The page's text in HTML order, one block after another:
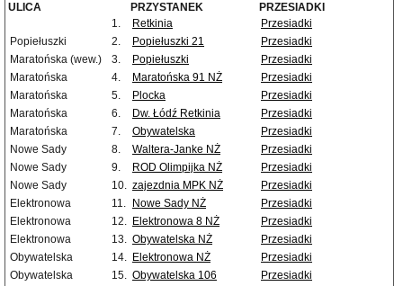
ULICA PRZYSTANEK
PRZESIADKI
1.
Retkinia
Przesiadki
Popiełuszki
2. Popiełuszki 21
Przesiadki
Maratońska (wew.)
3. Popiełuszki
Przesiadki
Maratońska
4. Maratońska 91 NŻ
Przesiadki
Maratońska
5. Plocka
Przesiadki
Maratońska
6. Dw. Łódź Retkinia
Przesiadki
Maratońska
7. Obywatelska
Przesiadki
Nowe Sady
8. Waltera-Janke NŻ
Przesiadki
Nowe Sady
9. ROD Olimpijka NŻ
Przesiadki
Nowe Sady
10. zajezdnia MPK NŻ
Przesiadki
Elektronowa
11. Nowe Sady NŻ
Przesiadki
Elektronowa
12. Elektronowa 8 NŻ
Przesiadki
Elektronowa
13. Obywatelska NŻ
Przesiadki
Obywatelska
14. Elektronowa NŻ
Przesiadki
Obywatelska
15. Obywatelska 106
Przesiadki